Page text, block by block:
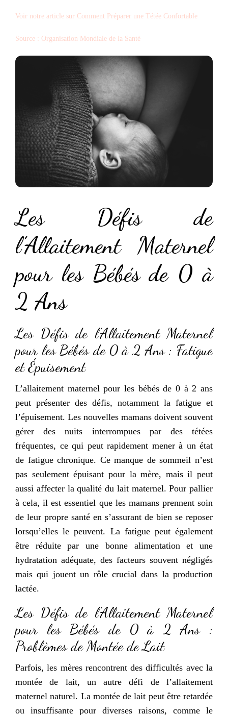
Voir notre article sur Comment Préparer une Tétée Confortable
Source : Organisation Mondiale de la Santé
Les Défis de
l’Allaitement Maternel
pour les Bébés de 0 à
2 Ans
Les Défis de l’Allaitement Maternel
pour les Bébés de 0 à 2 Ans : Fatigue
et Épuisement
L’allaitement maternel pour les bébés de 0 à 2 ans
peut présenter des défis, notamment la fatigue et
l’épuisement. Les nouvelles mamans doivent souvent
gérer des nuits interrompues par des tétées
fréquentes, ce qui peut rapidement mener à un état
de fatigue chronique. Ce manque de sommeil n’est
pas seulement épuisant pour la mère, mais il peut
aussi affecter la qualité du lait maternel. Pour pallier
à cela, il est essentiel que les mamans prennent soin
de leur propre santé en s’assurant de bien se reposer
lorsqu’elles le peuvent. La fatigue peut également
être réduite par une bonne alimentation et une
hydratation adéquate, des facteurs souvent négligés
mais qui jouent un rôle crucial dans la production
lactée.
Les Défis de l’Allaitement Maternel
pour les Bébés de 0 à 2 Ans :
Problèmes de Montée de Lait
Parfois, les mères rencontrent des difficultés avec la
montée de lait, un autre défi de l’allaitement
maternel naturel. La montée de lait peut être retardée
ou insuffisante pour diverses raisons, comme le